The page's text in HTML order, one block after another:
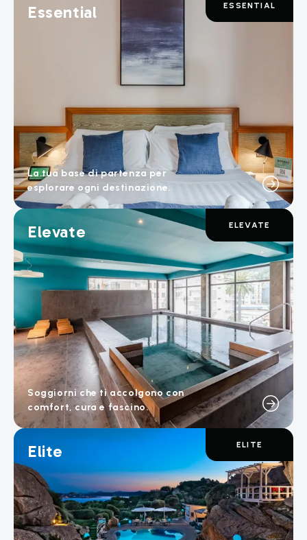
Essential ESSENTIAL
La tua base di partenza per
esplorare ogni destinazione.
Elevate ELEVATE
Soggiorni che ti accolgono con
comfort, cura e fascino.
Elite ELITE